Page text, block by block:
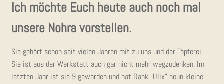
Ich möch­te Euch heu­te auch noch mal
unse­re Nohra vorstellen.
Sie gehört schon seit vie­len Jah­ren mit zu uns und der Töp­fe­rei.
Sie ist aus der Werk­statt auch gar nicht mehr weg­zu­den­ken. Im
letz­ten Jahr ist sie 9 gewor­den und hat Dank “Ulix” neun klei­ne